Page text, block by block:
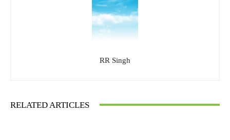
RR Singh
RELATED ARTICLES